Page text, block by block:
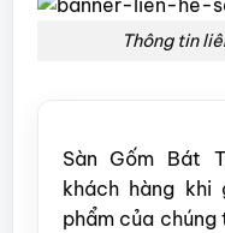
Thông tin
Sàn Gốm Bát
khách hàng khi
phẩm của